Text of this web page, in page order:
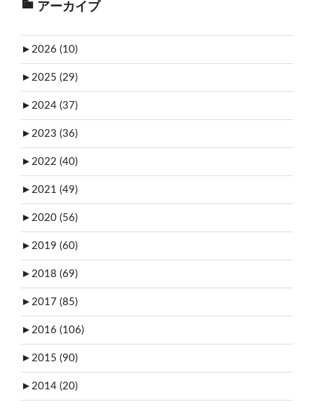
アーカイブ
► 2026 (10)
► 2025 (29)
► 2024 (37)
► 2023 (36)
► 2022 (40)
► 2021 (49)
► 2020 (56)
► 2019 (60)
► 2018 (69)
► 2017 (85)
► 2016 (106)
► 2015 (90)
► 2014 (20)